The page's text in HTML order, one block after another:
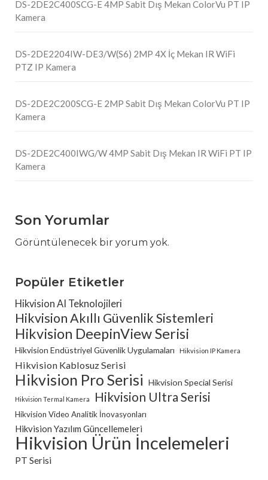
DS-2DE2C400SCG-E 4MP Sabit Dış Mekan ColorVu PT IP
Kamera
DS-2DE2204IW-DE3/W(S6) 2MP 4X İç Mekan IR WiFi
PTZ IP Kamera
DS-2DE2C200SCG-E 2MP Sabit Dış Mekan ColorVu PT IP
Kamera
DS-2DE2C400IWG/W 4MP Sabit Dış Mekan IR WiFi PT IP
Kamera
Son Yorumlar
Görüntülenecek bir yorum yok.
Popüler Etiketler
Hikvision AI Teknolojileri
Hikvision Akıllı Güvenlik Sistemleri
Hikvision DeepinView Serisi
Hikvision Endüstriyel Güvenlik Uygulamaları Hikvision IP Kamera
Hikvision Kablosuz Serisi
Hikvision Pro Serisi Hikvision Special Serisi
Hikvision Termal Kamera Hikvision Ultra Serisi
Hikvision Video Analitik İnovasyonları
Hikvision Yazılım Güncellemeleri
Hikvision Ürün İncelemeleri
PT Serisi